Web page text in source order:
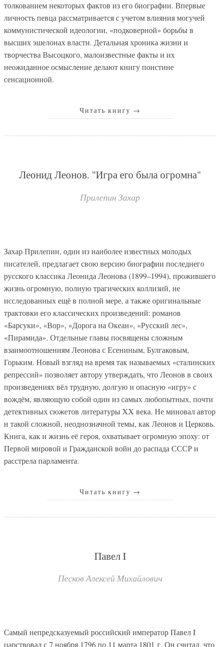
толкованием некоторых фактов из его биографии. Впервые
личность певца рассматривается с учетом влияния могучей
коммунистической идеологии, «подковерной» борьбы в
высших эшелонах власти. Детальная хроника жизни и
творчества Высоцкого, малоизвестные факты и их
неожиданное осмысление делают книгу поистине
сенсационной.
Читать книгу →
Леонид Леонов. "Игра его была огромна"
Прилепин Захар
Захар Прилепин, один из наиболее известных молодых
писателей, предлагает свою версию биографии последнего
русского классика Леонида Леонова (1899–1994), прожившего
жизнь огромную, полную трагических коллизий, не
исследованных ещё в полной мере, а также оригинальные
трактовки его классических произведений: романов
«Барсуки», «Вор», «Дорога на Океан», «Русский лес»,
«Пирамида». Отдельные главы посвящены сложным
взаимоотношениям Леонова с Есениным, Булгаковым,
Горьким. Новый взгляд на время так называемых «сталинских
репрессий» позволяет автору утверждать, что Леонов в своих
произведениях вёл трудную, долгую и опасную «игру» с
вождём, являющую собой один из самых любопытных, почти
детективных сюжетов литературы XX века. Не миновал автор
и такой сложной, неоднозначной темы, как Леонов и Церковь.
Книга, как и жизнь её героя, охватывает огромную эпоху: от
Первой мировой и Гражданской войн до распада СССР и
расстрела парламента.
Читать книгу →
Павел I
Песков Алексей Михайлович
Самый непредсказуемый российский император Павел I
царствовал с 7 ноября 1796 по 11 марта 1801 г. Он считал, что